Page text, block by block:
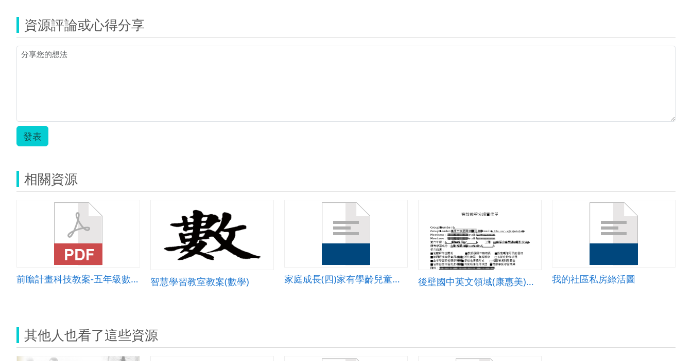
在
用.pdf
資源評論或心得分享
發表
相關資源
前瞻計畫科技教案-五年級數學教學活動設計 智慧學習教室教案(數學) 家庭成長(四)家有學齡兒童與青少年篇教案 後壁國中英文領域(康惠美)有效教學 我的社區私房綠活圖
其他人也看了這些資源